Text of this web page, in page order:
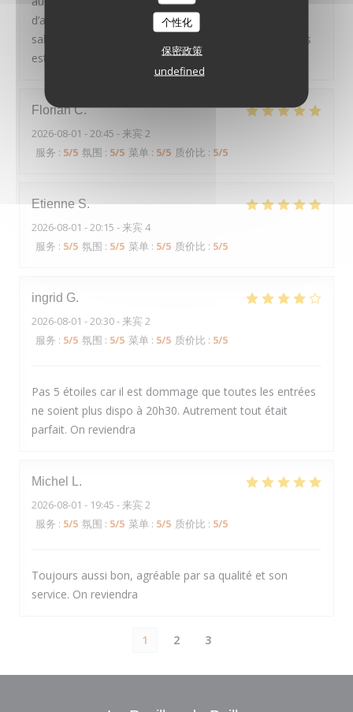
个性化
保密政策
undefined
d’agneau n’avait pas de goût du tout et la sauce trop
salée. Aubergine faite sans aucun travail. Je me doutais
est-ce que c’est le même chef de l’année dernière.
Florian C
2026-08-01 - 20:45 - 来宾 2
服务 : 5/5 氛围 : 5/5 菜单 : 5/5 质价比 : 5/5
Etienne S
2026-08-01 - 20:15 - 来宾 4
服务 : 5/5 氛围 : 5/5 菜单 : 5/5 质价比 : 5/5
ingrid G
2026-08-01 - 20:30 - 来宾 2
服务 : 5/5 氛围 : 5/5 菜单 : 5/5 质价比 : 5/5
Pas 5 étoiles car il est dommage que toutes les entrées
ne soient plus dispo à 20h30. Autrement tout était
parfait. On reviendra
Michel L
2026-08-01 - 19:45 - 来宾 2
服务 : 5/5 氛围 : 5/5 菜单 : 5/5 质价比 : 5/5
Toujours aussi bon, agréable par sa qualité et son
service. On reviendra
1 2 3